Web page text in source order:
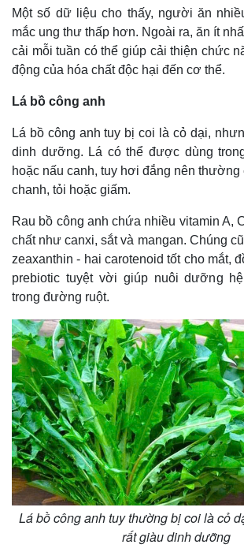
Thế giới
Quan sát
Hồ sơ
Multimedia
E-
Một số dữ liệu cho thấy, người ăn
mắc ung thư thấp hơn. Ngoài ra, ăn ít
cải mỗi tuần có thể giúp cải thiện chức
động của hóa chất độc hại đến cơ thể.
Lá bồ công anh
Lá bồ công anh tuy bị coi là cỏ dại,
dinh dưỡng. Lá có thể được dùng
hoặc nấu canh, tuy hơi đắng nên
chanh, tỏi hoặc giấm.
Rau bồ công anh chứa nhiều vitamin A,
chất như canxi, sắt và mangan. Chúng
zeaxanthin - hai carotenoid tốt cho mắt,
prebiotic tuyệt vời giúp nuôi dưỡng
trong đường ruột.
Lá bồ công anh tuy thường bị coi là cỏ
rất giàu dinh dưỡng